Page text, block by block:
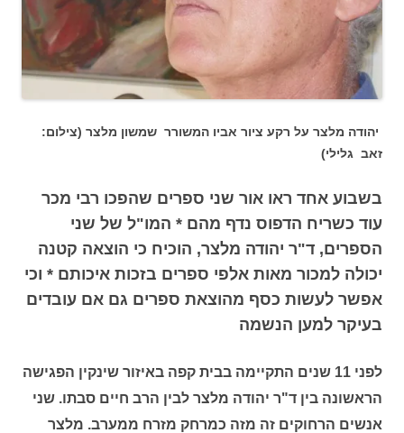
יהודה מלצר על רקע ציור אביו המשורר שמשון מלצר (צילום:
זאב גלילי)
בשבוע אחד ראו אור שני ספרים שהפכו רבי מכר
עוד כשריח הדפוס נדף מהם * המו"ל של שני
הספרים, ד"ר יהודה מלצר, הוכיח כי הוצאה קטנה
יכולה למכור מאות אלפי ספרים בזכות איכותם * וכי
אפשר לעשות כסף מהוצאת ספרים גם אם עובדים
בעיקר למען הנשמה
לפני 11 שנים התקיימה בבית קפה באיזור שינקין הפגישה
הראשונה בין ד"ר יהודה מלצר לבין הרב חיים סבתו. שני
אנשים הרחוקים זה מזה כמרחק מזרח ממערב. מלצר